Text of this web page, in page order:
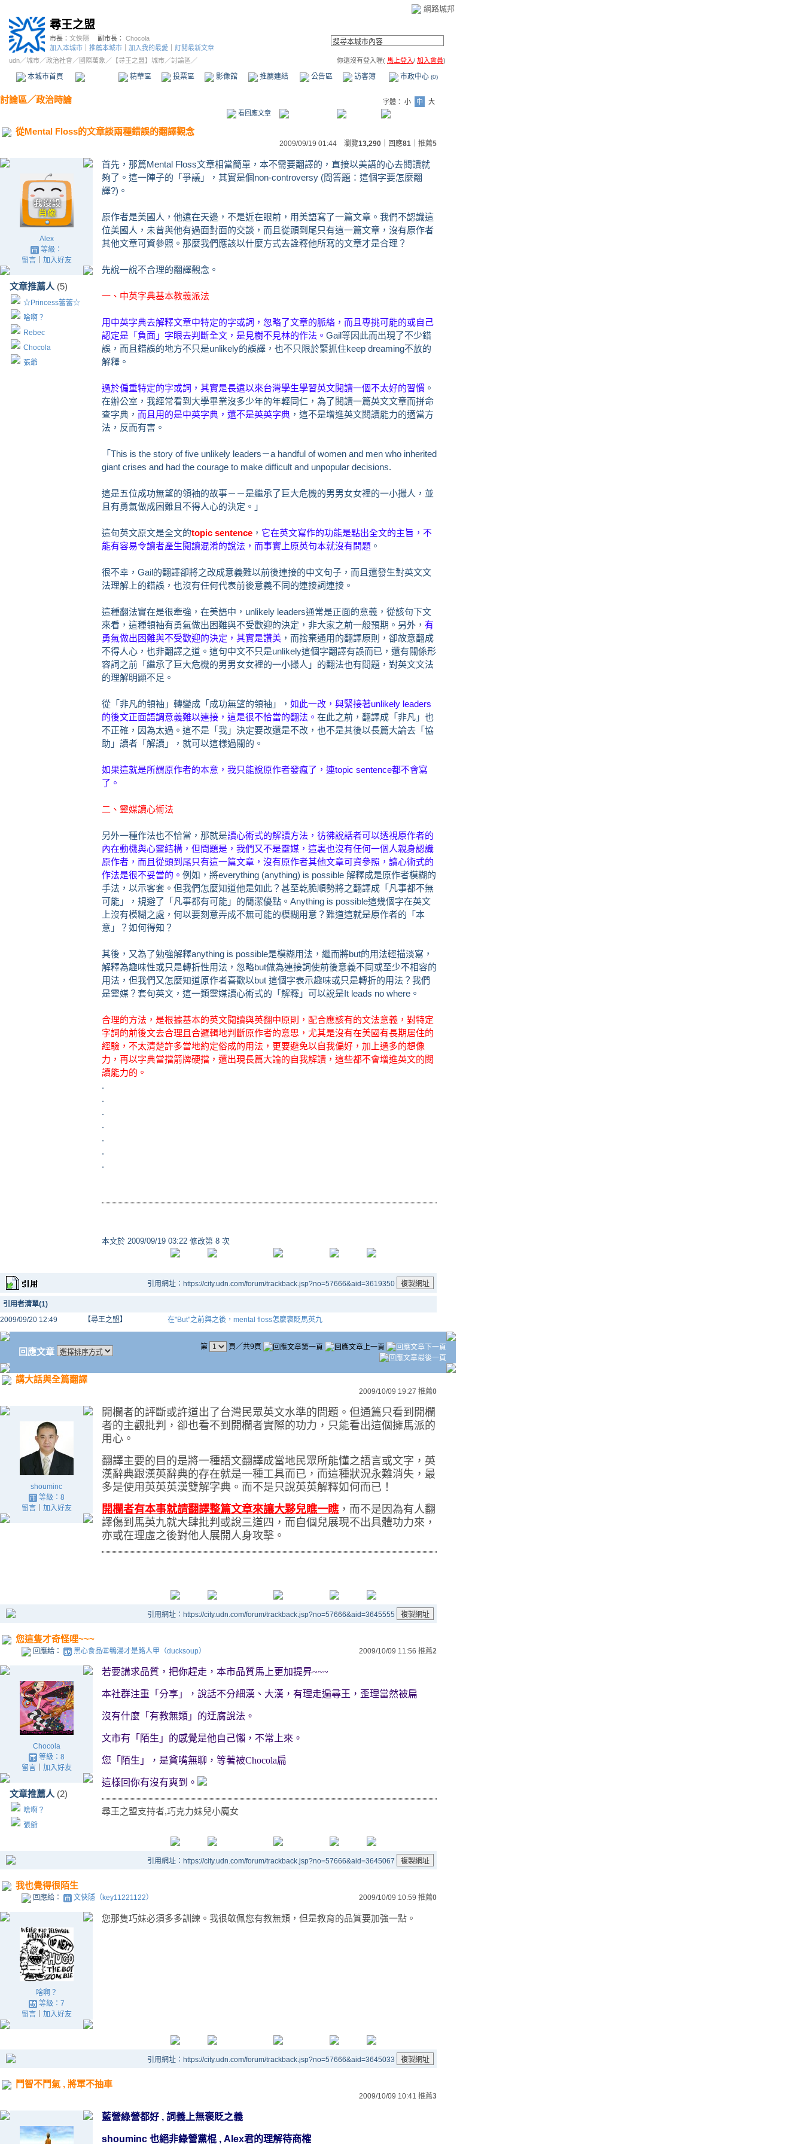
網路城邦
尋王之盟
市長： 文俠隱 副市長： Chocola
加入本城市
推薦本城市 加入我的最愛
訂閱最新文章
udn／城市／政治社會 ／國際萬象 ／ 【尋王之盟】城市／討論區／ 你還沒有登入喔( 馬上登入/ 加入會員)
本城市首頁 精華區 投票區 影像館 推薦連結 公告區 訪客簿 市政中心 (0)
討論區／政治時論 字體： 小 中
大
看回應文章
從Mental Floss的文章談兩種錯誤的翻譯觀念
2009/09/19 01:44 瀏覽13,290 ｜回應81 推薦5
Alex
等級：
留言｜ 加入好友
文章推薦人 (5)
☆Princess蕾蕾☆
啥啊？
Rebec
Chocola
張爺
首先，那篇Mental Floss文章相當簡單，本不需要翻譯的，直接以美語的心去閱讀就
夠了。這一陣子的「爭議」，其實是個non-controversy (問答題：這個字要怎麼翻
譯?)。
原作者是美國人，他遠在天邊，不是近在眼前，用美語寫了一篇文章。我們不認識這
位美國人，未曾與他有過面對面的交談，而且從頭到尾只有這一篇文章，沒有原作者
其他文章可資參照。那麼我們應該以什麼方式去詮釋他所寫的文章才是合理？
先說一說不合理的翻譯觀念。
一、中英字典基本教義派法
用中英字典去解釋文章中特定的字或詞，忽略了文章的脈絡，而且專挑可能的或自己
認定是「負面」字眼去判斷全文，是見樹不見林的作法。 Gail等因此而出現了不少錯
誤，而且錯誤的地方不只是unlikely的誤譯，也不只限於緊抓住keep dreaming不放的
解釋。
過於偏重特定的字或詞，其實是長遠以來台灣學生學習英文閱讀一個不太好的習慣 。
在辦公室，我經常看到大學畢業沒多少年的年輕同仁，為了閱讀一篇英文文章而拼命
查字典， 而且用的是中英字典，還不是英英字典 ，這不是增進英文閱讀能力的適當方
法，反而有害。
「This is the story of five unlikely leaders－a handful of women and men who inherited
giant crises and had the courage to make difficult and unpopular decisions.
這是五位成功無望的領袖的故事－－是繼承了巨大危機的男男女女裡的一小撮人，並
且有勇氣做成困難且不得人心的決定。」
這句英文原文是全文的topic sentence ， 它在英文寫作的功能是點出全文的主旨，不
能有容易令讀者產生閱讀混淆的說法，而事實上原英句本就沒有問題 。
很不幸，Gail的翻譯卻將之改成意義難以前後連接的中文句子，而且還發生對英文文
法理解上的錯誤，也沒有任何代表前後意義不同的連接詞連接。
這種翻法實在是很牽強， 在美語中，unlikely leaders通常是正面的意義，從該句下文
來看，這種領袖有勇氣做出困難與不受歡迎的決定，非大家之前一般預期。 另外， 有
勇氣做出困難與不受歡迎的決定，其實是讚美 ，而捨棄通用的翻譯原則，卻故意翻成
不得人心，也非翻譯之道。這句中文不只是unlikely這個字翻譯有誤而已，還有關係形
容詞之前「繼承了巨大危機的男男女女裡的一小撮人」的翻法也有問題，對英文文法
的理解明顯不足。
從「非凡的領袖」轉變成「成功無望的領袖」， 如此一改，與緊接著unlikely leaders
的後文正面語調意義難以連接，這是很不恰當的翻法。 在此之前，翻譯成「非凡」也
不正確，因為太過。這不是「我」決定要改還是不改，也不是其後以長篇大論去「協
助」讀者「解讀」，就可以這樣過關的。
如果這就是所謂原作者的本意，我只能說原作者發瘋了，連topic sentence都不會寫
了。
二、靈媒讀心術法
另外一種作法也不恰當，那就是讀心術式的解讀方法，彷彿說話者可以透視原作者的
內在動機與心靈結構，但問題是，我們又不是靈媒，這裏也沒有任何一個人親身認識
原作者，而且從頭到尾只有這一篇文章，沒有原作者其他文章可資參照，讀心術式的
作法是很不妥當的。 例如，將everything (anything) is possible 解釋成是原作者模糊的
手法，以示客套。但我們怎麼知道他是如此？甚至乾脆順勢將之翻譯成「凡事都不無
可能」，規避了「凡事都有可能」的簡潔優點。Anything is possible這幾個字在英文
上沒有模糊之處，何以要刻意弄成不無可能的模糊用意？難道這就是原作者的「本
意」？如何得知？
其後，又為了勉強解釋anything is possible是模糊用法，繼而將but的用法輕描淡寫，
解釋為趣味性或只是轉折性用法，忽略but做為連接詞使前後意義不同或至少不相容的
用法，但我們又怎麼知道原作者喜歡以but 這個字表示趣味或只是轉折的用法？我們
是靈媒？套句英文，這一類靈媒讀心術式的「解釋」可以說是It leads no where。
合理的方法，是根據基本的英文閱讀與英翻中原則，配合應該有的文法意義，對特定
字詞的前後文去合理且合邏輯地判斷原作者的意思，尤其是沒有在美國有長期居住的
經驗，不太清楚許多當地約定俗成的用法，更要避免以自我偏好，加上過多的想像
力，再以字典當擋箭牌硬擋，還出現長篇大論的自我解讀，這些都不會增進英文的閱
讀能力的。
.
.
.
.
.
.
.
本文於 2009/09/19 03:22 修改第 8 次
引用網址：https://city.udn.com/forum/trackback.jsp?no=57666&aid=3619350
引用者清單(1)
2009/09/20 12:49
【尋王之盟】 在"But"之前與之後，mental floss怎麼褒貶馬英九
回應文章 第 頁／共9頁
講大話與全篇翻譯
2009/10/09 19:27 推薦0
shouminc
等級：8
留言｜ 加入好友
開欄者的評斷或許道出了台灣民眾英文水準的問題。但通篇只看到開欄
者的主觀批判，卻也看不到開欄者實際的功力，只能看出這個擁馬派的
用心。
翻譯主要的目的是將一種語文翻譯成當地民眾所能懂之語言或文字，英
漢辭典跟漢英辭典的存在就是一種工具而已，而這種狀況永難消失，最
多是使用英英英漢雙解字典。而不是只說英英解釋如何而已！
開欄者有本事就請翻譯整篇文章來讓大夥兒瞧一瞧 ，而不是因為有人翻
譯傷到馬英九就大肆批判或說三道四，而自個兒展現不出具體功力來，
亦或在理虛之後對他人展開人身攻擊。
引用網址：https://city.udn.com/forum/trackback.jsp?no=57666&aid=3645555
您這隻才奇怪哩~~~
回應給： 黑心食品㊣鴨湯才是路人甲（ducksoup） 2009/10/09 11:56 推薦2
Chocola
等級：8
留言｜ 加入好友
文章推薦人 (2)
啥啊？
張爺
若要講求品質 ，把你趕走，本市品質馬上更加提昇~~~
本社群注重「分享」，說話不分細漢、大漢，有理走遍尋王，歪理當然被扁
沒有什麼「有教無類」的迂腐說法。
文市有「陌生」的感覺是他自己懶，不常上來。
您「陌生」，是貧嘴無聊，等著被Chocola扁
這樣回你有沒有爽到。
尋王之盟支持者,巧克力妹兒小魔女
引用網址：https://city.udn.com/forum/trackback.jsp?no=57666&aid=3645067
我也覺得很陌生
回應給： 文俠隱（key11221122） 2009/10/09 10:59 推薦0
啥啊？
等級：7
留言｜ 加入好友
您那隻巧妹必須多多訓練。我很敬佩您有教無類，但是教育的品質要加強一點。
引用網址：https://city.udn.com/forum/trackback.jsp?no=57666&aid=3645033
鬥智不鬥氣 , 將軍不抽車
2009/10/09 10:41 推薦3
藍營綠營都好 , 詞義上無褒貶之義
shouminc 也絕非綠營黨棍 , Alex君的理解待商榷